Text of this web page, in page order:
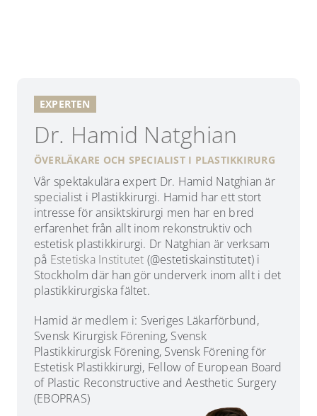
EXPERTEN
Dr. Hamid Natghian
ÖVERLÄKARE OCH SPECIALIST I PLASTIKKIRURG
Vår spektakulära expert Dr. Hamid Natghian är
specialist i Plastikkirurgi. Hamid har ett stort
intresse för ansiktskirurgi men har en bred
erfarenhet från allt inom rekonstruktiv och
estetisk plastikkirurgi. Dr Natghian är verksam
på Estetiska Institutet (@estetiskainstitutet) i
Stockholm där han gör underverk inom allt i det
plastikkirurgiska fältet.
Hamid är medlem i: Sveriges Läkarförbund,
Svensk Kirurgisk Förening, Svensk
Plastikkirurgisk Förening, Svensk Förening för
Estetisk Plastikkirurgi, Fellow of European Board
of Plastic Reconstructive and Aesthetic Surgery
(EBOPRAS)